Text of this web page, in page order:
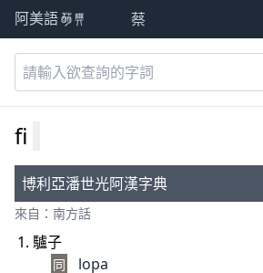
阿美語萌典 蔡
fi
博利亞潘世光阿漢字典
來自：南方話
驢子
同 lopa